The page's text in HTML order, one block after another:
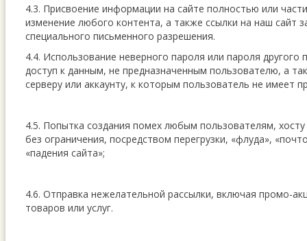
4.3. Присвоение информации на сайте полностью или
изменение любого контента, а также ссылки на наш сайт
специального письменного разрешения.
4.4. Использование неверного пароля или пароля другого
доступ к данным, не предназначенным пользователю, а
серверу или аккаунту, к которым пользователь не имеет
4.5. Попытка создания помех любым пользователям,
без ограничения, посредством перегрузки, «флуда»,
«падения сайта»;
4.6. Отправка нежелательной рассылки, включая промо-
товаров или услуг.